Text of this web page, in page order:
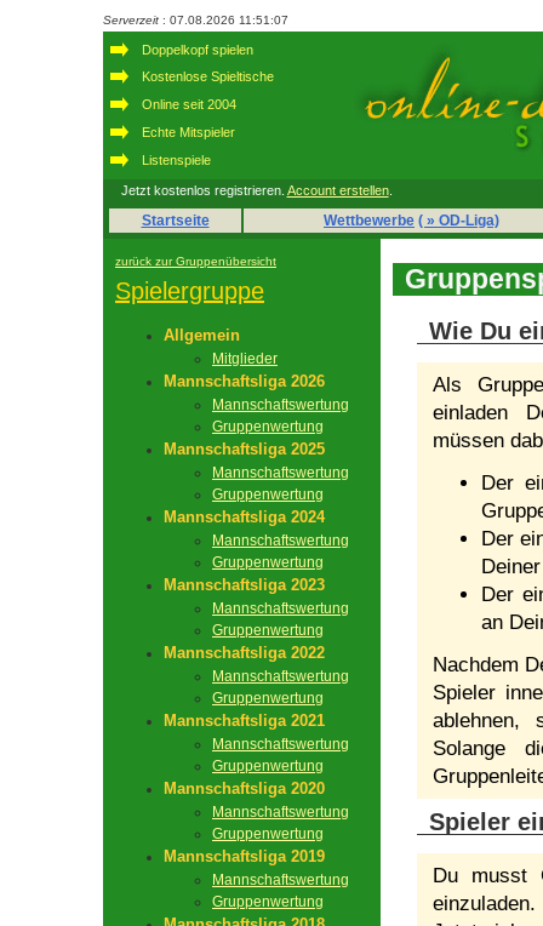
Serverzeit : 07.08.2026 11:51:07
Doppelkopf spielen
Kostenlose Spieltische
Online seit 2004
Echte Mitspieler
Listenspiele
Jetzt kostenlos registrieren. Account erstellen.
Startseite Wettbewerbe ( » OD-Liga)
zurück zur Gruppenübersicht
Spielergruppe
Allgemein
Mitglieder
Mannschaftsliga 2026
Mannschaftswertung
Gruppenwertung
Mannschaftsliga 2025
Mannschaftswertung
Gruppenwertung
Mannschaftsliga 2024
Mannschaftswertung
Gruppenwertung
Mannschaftsliga 2023
Mannschaftswertung
Gruppenwertung
Mannschaftsliga 2022
Mannschaftswertung
Gruppenwertung
Mannschaftsliga 2021
Mannschaftswertung
Gruppenwertung
Mannschaftsliga 2020
Mannschaftswertung
Gruppenwertung
Mannschaftsliga 2019
Mannschaftswertung
Gruppenwertung
Wie Du
Als
einladen
müssen
Der
Der
Der
an
Nachdem
Spieler
ablehnen,
Solange
Spieler
Du musst
einzuladen.